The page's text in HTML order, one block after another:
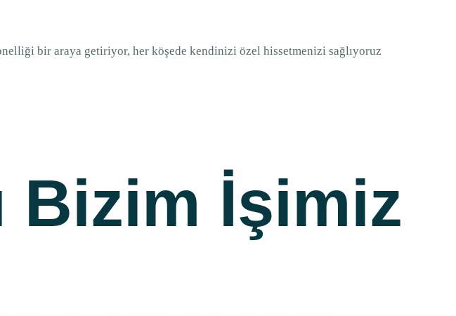
bir araya getiriyor, her köşede kendinizi özel hissetmenizi sağlıyoruz
Bizim İşimiz